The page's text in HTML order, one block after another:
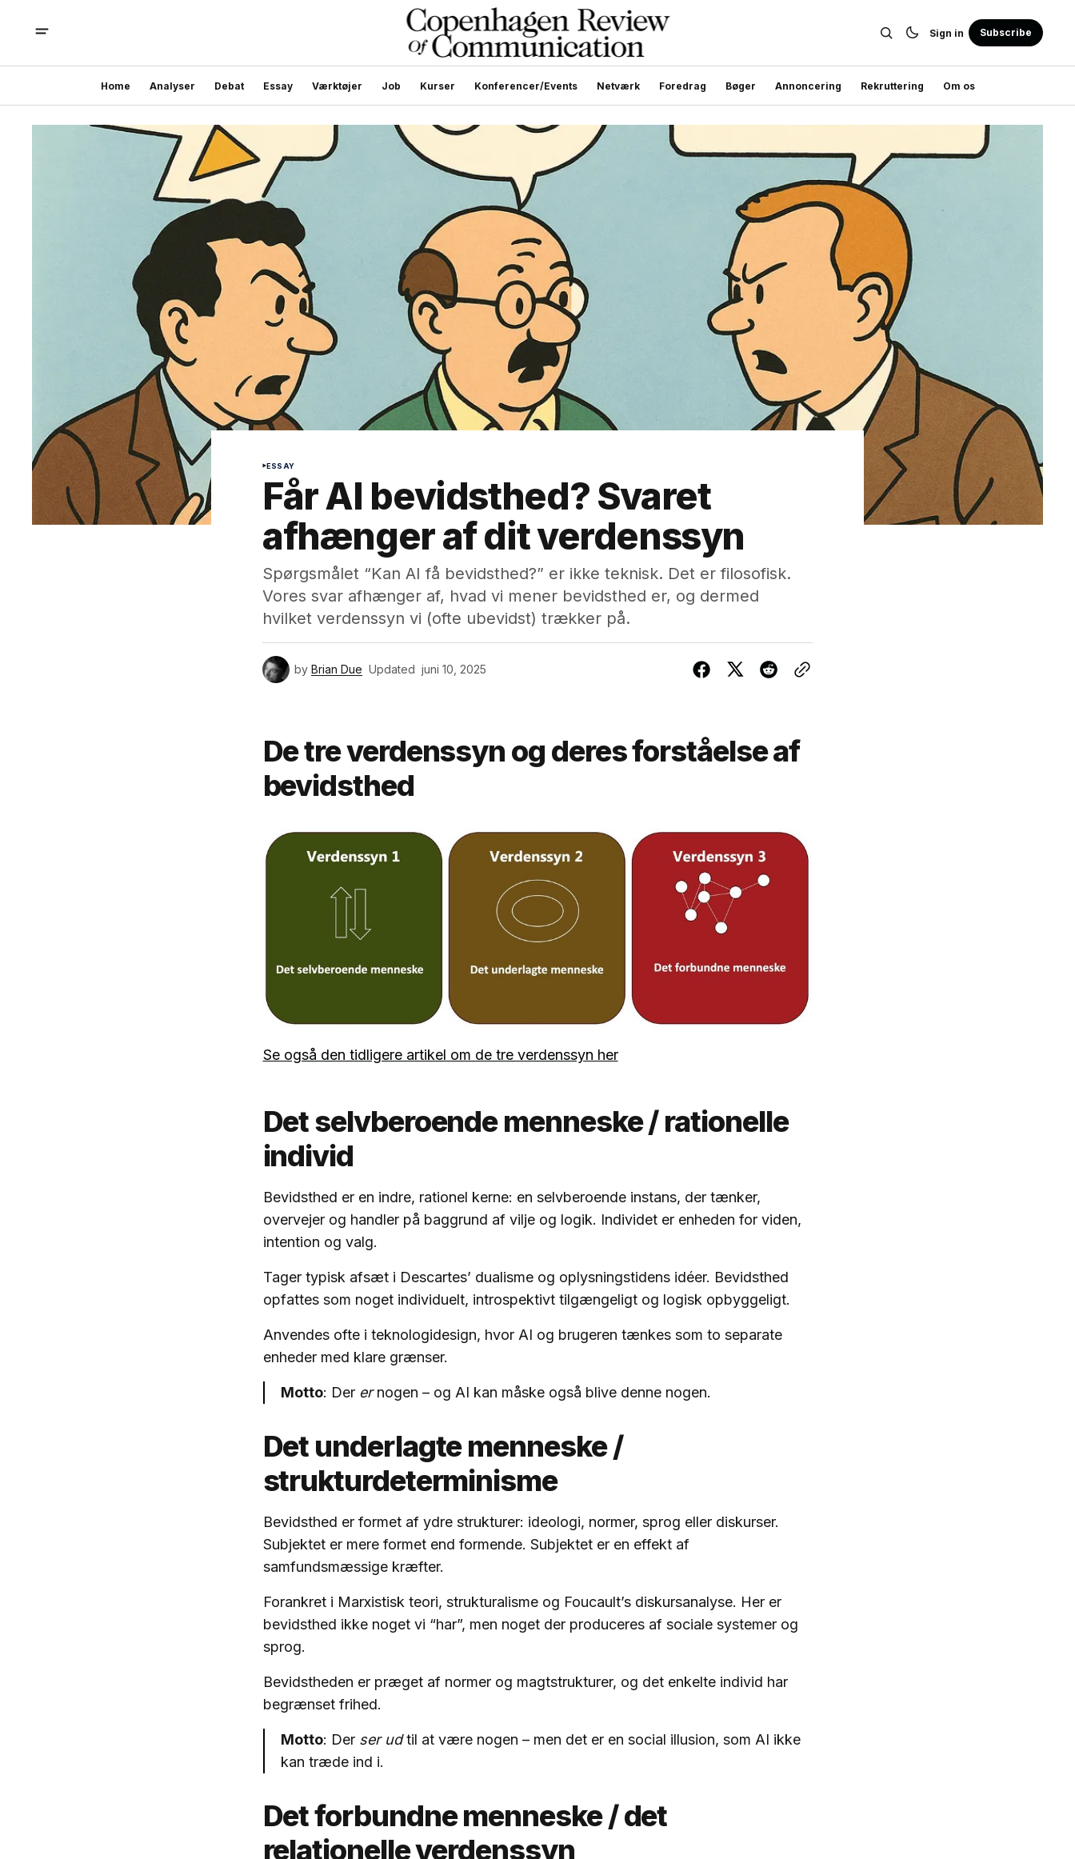
Sign in Subscribe
Home Analyser Debat Essay Værktøjer Job Kurser Konferencer/Events Netværk Foredrag Bøger Annoncering Rekruttering Om os
ESSAY
Får AI bevidsthed? Svaret
afhænger af dit verdenssyn
Spørgsmålet “Kan AI få bevidsthed?” er ikke teknisk. Det er filosofisk.
Vores svar afhænger af, hvad vi mener bevidsthed er, og dermed
hvilket verdenssyn vi (ofte ubevidst) trækker på.
by Brian Due Updated juni 10, 2025
De tre verdenssyn og deres forståelse af
bevidsthed
Se også den tidligere artikel om de tre verdenssyn her
Det selvberoende menneske / rationelle
individ
Bevidsthed er en indre, rationel kerne: en selvberoende instans, der tænker,
overvejer og handler på baggrund af vilje og logik. Individet er enheden for viden,
intention og valg.
Tager typisk afsæt i Descartes’ dualisme og oplysningstidens idéer. Bevidsthed
opfattes som noget individuelt, introspektivt tilgængeligt og logisk opbyggeligt.
Anvendes ofte i teknologidesign, hvor AI og brugeren tænkes som to separate
enheder med klare grænser.
Motto: Der ernogen – og AI kan måske også blive denne nogen.
Det underlagte menneske /
strukturdeterminisme
Bevidsthed er formet af ydre strukturer: ideologi, normer, sprog eller diskurser.
Subjektet er mere formet end formende. Subjektet er en effekt af
samfundsmæssige kræfter.
Forankret i Marxistisk teori, strukturalisme og Foucault’s diskursanalyse. Her er
bevidsthed ikke noget vi “har”, men noget der produceres af sociale systemer og
sprog.
Bevidstheden er præget af normer og magtstrukturer, og det enkelte individ har
begrænset frihed.
Motto: Der ser udtil at være nogen – men det er en social illusion, som AI ikke
kan træde ind i.
Det forbundne menneske / det
relationelle verdenssyn